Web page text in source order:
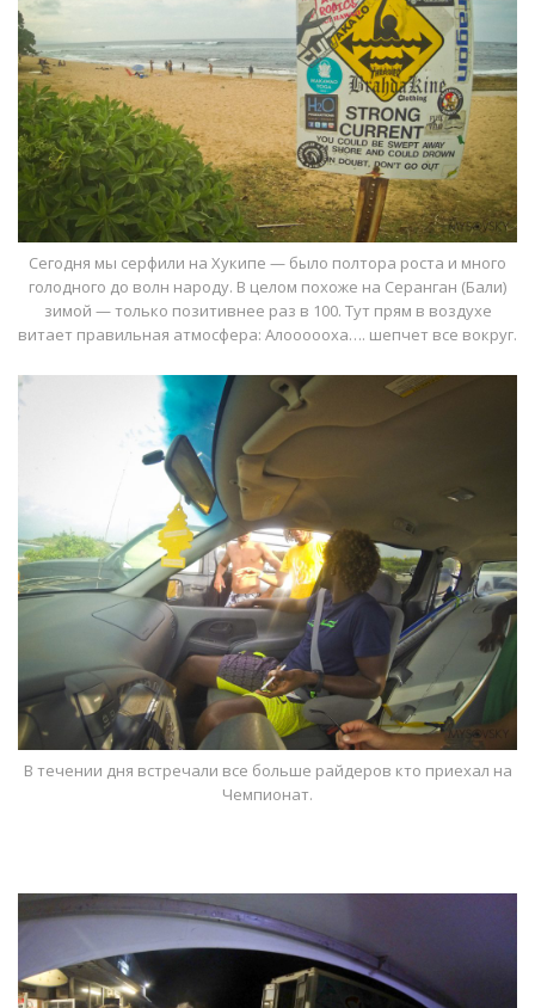
Сегодня мы серфили на Хукипе — было полтора роста и много
голодного до волн народу. В целом похоже на Серанган (Бали)
зимой — только позитивнее раз в 100. Тут прям в воздухе
витает правильная атмосфера: Алоооооха…. шепчет все вокруг.
В течении дня встречали все больше райдеров кто приехал на
Чемпионат.